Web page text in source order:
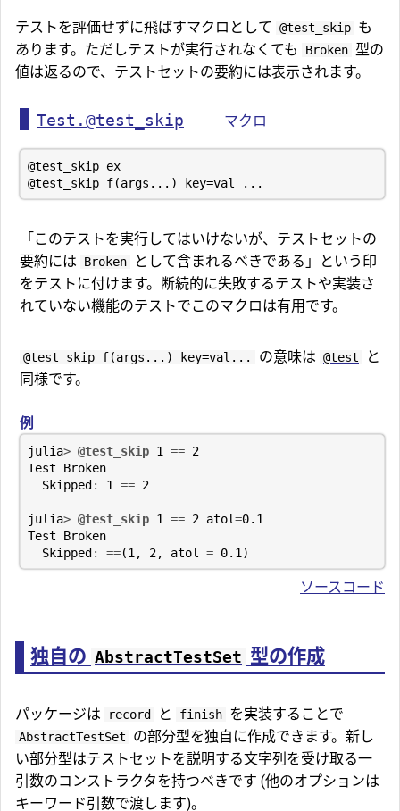
テストを評価せずに飛ばすマクロとして @test_skip も
あります。ただしテストが実行されなくても
Broken 型の
値は返るので、テストセットの要約には表示されます。
Test.@test_skip ── マクロ
「このテストを実行してはいけないが、テストセットの
要約には
Broken
として含まれるべきである」という印
をテストに付けます。断続的に失敗するテストや実装さ
れていない機能のテストでこのマクロは有用です。
@test_skip f(args...) key=val... の意味は @test
と
同様です。
例
julia> @test_skip 1 == 2
Test
Broken
Skipped: 1 == 2
julia> @test_skip 1 == 2 atol=0.1
Test
Broken
Skipped: ==(1 , 2, atol = 0.1 )
ソースコード
独自の AbstractTestSet 型の作成
パッケージは record と finish を実装することで
AbstractTestSet
の部分型を独自に作成できます。新し
い部分型はテストセットを説明する文字列を受け取る一
引数のコンストラクタを持つべきです (他のオプションは
キーワード引数で渡します)。